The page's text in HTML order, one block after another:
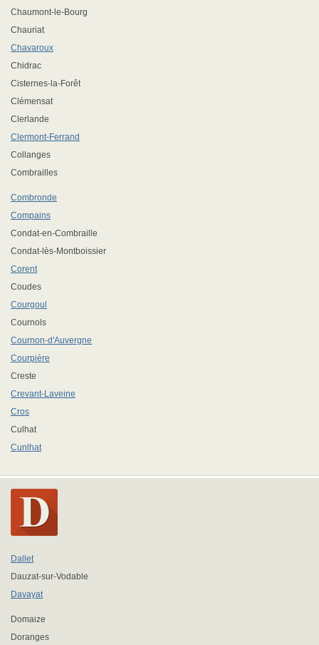
Chaumont-le-Bourg
Chauriat
Chavaroux
Chidrac
Cisternes-la-Forêt
Clémensat
Clerlande
Clermont-Ferrand
Collanges
Combrailles
Combronde
Compains
Condat-en-Combraille
Condat-lès-Montboissier
Corent
Coudes
Courgoul
Cournols
Cournon-d'Auvergne
Courpière
Creste
Crevant-Laveine
Cros
Culhat
Cunlhat
Dallet
Dauzat-sur-Vodable
Davayat
Domaize
Doranges